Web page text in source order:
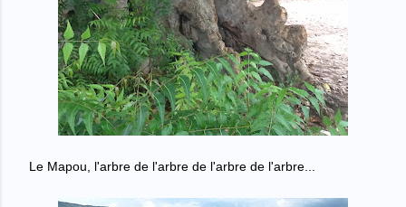
Le Mapou, l'arbre de l'arbre de l'arbre de l'arbre...